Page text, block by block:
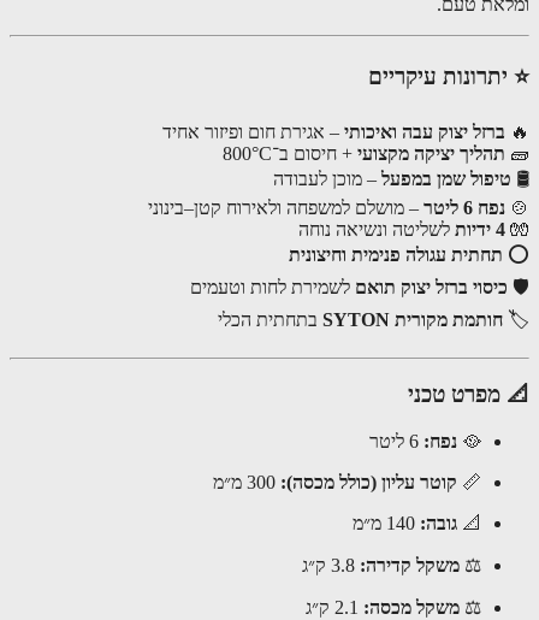
טעם.
עיקריים
ברזל יצוק עבה ואיכותי– אגירת חום ופיזור אחיד
תהליך יציקה מקצועי+ חיסום ב־800°C
שמן במפעל– מוכן לעבודה
נפח 6 ליטר
– מושלם למשפחה ולאירוח קטן–בינוני
לשליטה ונשיאה נוחה
תחתית עגולה פנימית וחיצונית
כיסוי ברזל יצוק תואםלשמירת לחות וטעמים
חותמת מקורית SYTON בתחתית הכלי
טכני
🥘 נפח:6 ליטר
📏
קוטר עליון (כולל מכסה):300 מ״מ
📐
גובה:140 מ״מ
⚖ משקל קדירה:3.8 ק״ג
⚖ משקל מכסה:2.1 ק״ג